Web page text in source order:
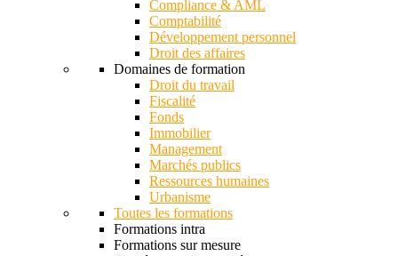
Compliance & AML
Comptabilité
Développement personnel
Droit des affaires
Domaines de formation
Droit du travail
Fiscalité
Fonds
Immobilier
Management
Marchés publics
Ressources humaines
Urbanisme
Toutes les formations
Formations intra
Formations sur mesure